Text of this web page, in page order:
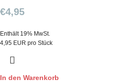
€4,95
Enthält 19% MwSt.
4,95 EUR pro Stück
In den Warenkorb